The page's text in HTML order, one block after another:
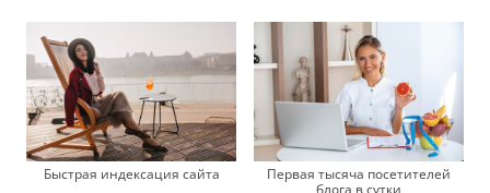
Быстрая индексация сайта
Первая тысяча посетителей
блога в сутки